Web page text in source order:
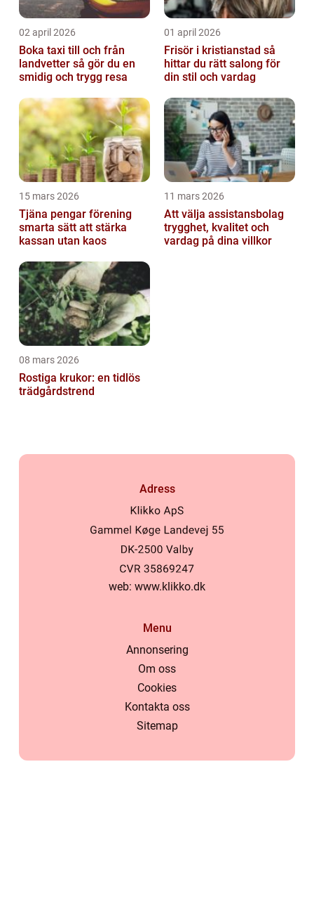
02 april 2026
Boka taxi till och från
landvetter så gör du en
smidig och trygg resa
01 april 2026
Frisör i kristianstad så
hittar du rätt salong för
din stil och vardag
15 mars 2026
Tjäna pengar förening
smarta sätt att stärka
kassan utan kaos
11 mars 2026
Att välja assistansbolag
trygghet, kvalitet och
vardag på dina villkor
08 mars 2026
Rostiga krukor: en tidlös
trädgårdstrend
Adress
web: www.klikko.dk
Menu
Annonsering
Om oss
Cookies
Kontakta oss
Sitemap